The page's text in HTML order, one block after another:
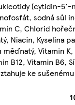
(cytidin-5'-
sodná sůl
C, Chlorid
Niacin, Kyselina
Vitamin
B12, Vitamin B6,
ke